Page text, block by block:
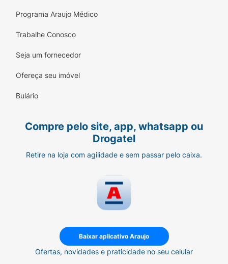
Programa Araujo Médico
Trabalhe Conosco
Seja um fornecedor
Ofereça seu imóvel
Bulário
Compre pelo site, app, whatsapp ou
Drogatel
Retire na loja com agilidade e sem passar pelo caixa.
Baixar aplicativo Araujo
Ofertas, novidades e praticidade no seu celular